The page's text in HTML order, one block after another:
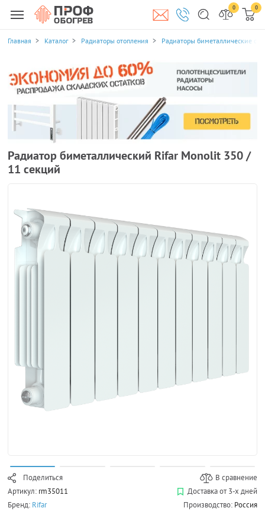
0 0
Главная Каталог Радиаторы отопления Радиаторы биметаллические
Радиатор биметаллический Rifar Monolit 350 /
11 секций
Поделиться
В сравнение
Артикул: rm35011
Доставка от 3-х дней
Бренд: Rifar Производство: Россия